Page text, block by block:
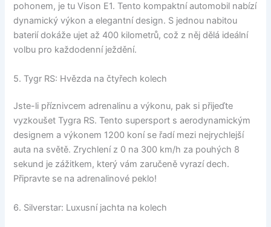
pohonem, je tu Vison E1. Tento kompaktní automobil nabízí
dynamický výkon a elegantní design. S jednou nabitou
baterií dokáže ujet až 400 kilometrů, což z něj dělá ideální
volbu pro každodenní ježdění.
5. Tygr RS: Hvězda na čtyřech kolech
Jste-li příznivcem adrenalinu a výkonu, pak si přijeďte
vyzkoušet Tygra RS. Tento supersport s aerodynamickým
designem a výkonem 1200 koní se řadí mezi nejrychlejší
auta na světě. Zrychlení z 0 na 300 km/h za pouhých 8
sekund je zážitkem, který vám zaručeně vyrazí dech.
Připravte se na adrenalinové peklo!
6. Silverstar: Luxusní jachta na kolech